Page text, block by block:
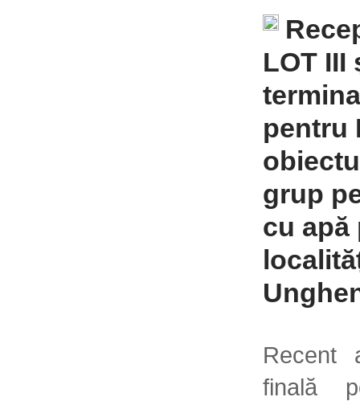
LOT III
pentru
grup
cu apă
Recent
finală